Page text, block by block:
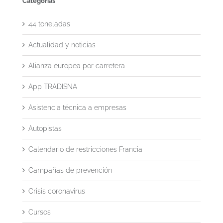
44 toneladas
Actualidad y noticias
Alianza europea por carretera
App TRADISNA
Asistencia técnica a empresas
Autopistas
Calendario de restricciones Francia
Campañas de prevención
Crisis coronavirus
Cursos